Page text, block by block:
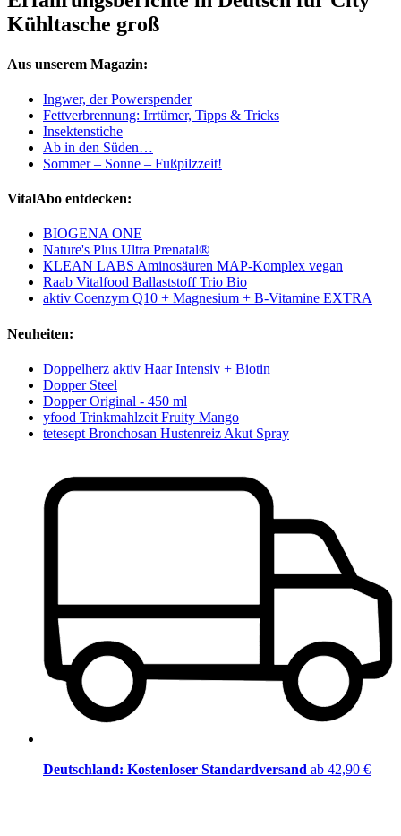
Kühltasche groß
Aus unserem Magazin:
Ingwer, der Powerspender
Fettverbrennung: Irrtümer, Tipps & Tricks
Insektenstiche
Ab in den Süden…
Sommer – Sonne – Fußpilzzeit!
VitalAbo entdecken:
BIOGENA ONE
Nature's Plus Ultra Prenatal®
KLEAN LABS Aminosäuren MAP-Komplex vegan
Raab Vitalfood Ballaststoff Trio Bio
aktiv Coenzym Q10 + Magnesium + B-Vitamine EXTRA
Neuheiten:
Doppelherz aktiv Haar Intensiv + Biotin
Dopper Steel
Dopper Original - 450 ml
yfood Trinkmahlzeit Fruity Mango
tetesept Bronchosan Hustenreiz Akut Spray
Deutschland: Kostenloser Standardversand ab 42,90 €